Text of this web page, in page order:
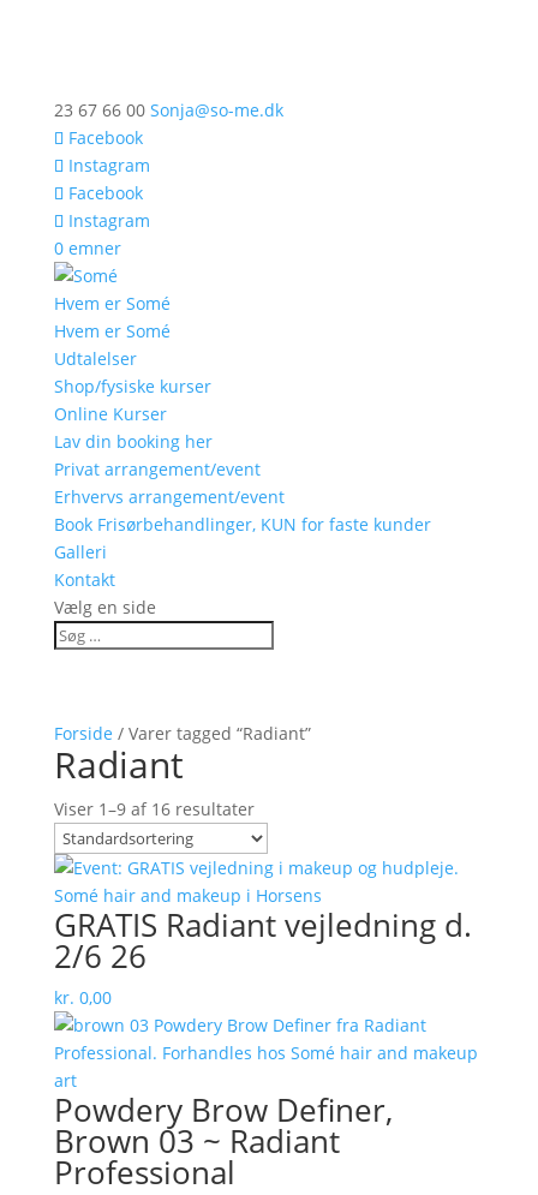
23 67 66 00 Sonja@so-me.dk
Facebook
Instagram
Facebook
Instagram
0 emner
Hvem er Somé
Hvem er Somé
Udtalelser
Shop/fysiske kurser
Online Kurser
Lav din booking her
Privat arrangement/event
Erhvervs arrangement/event
Book Frisørbehandlinger, KUN for faste kunder
Galleri
Kontakt
Vælg en side
Forside / Varer tagged “Radiant”
Radiant
Viser 1–9 af 16 resultater
GRATIS Radiant vejledning d.
2/6 26
kr. 0,00
Powdery Brow Definer,
Brown 03 ~ Radiant
Professional